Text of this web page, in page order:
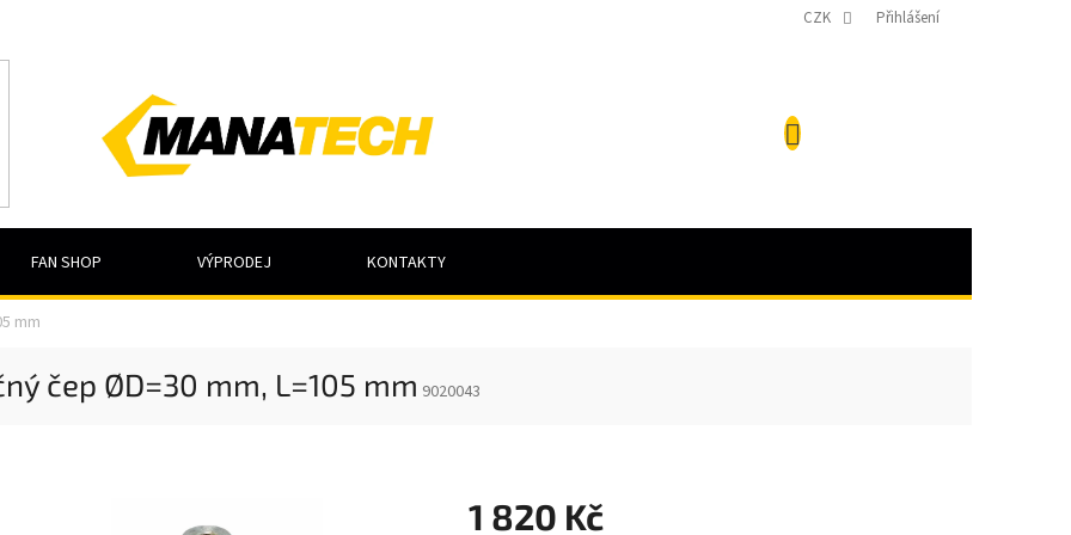
CZK Přihlášení
FAN SHOP VÝPRODEJ KONTAKTY
mm
čep ØD=30 mm, L=105 mm 9020043
1 820 Kč